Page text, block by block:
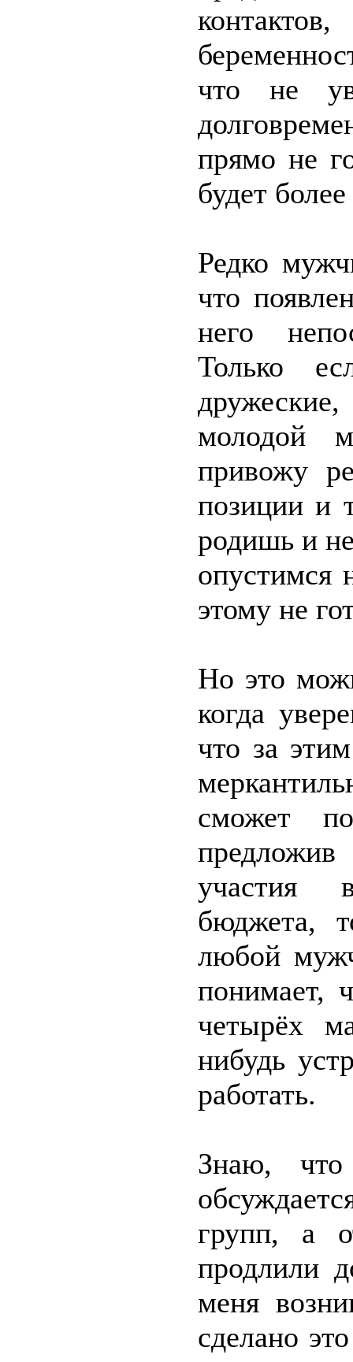
что не
прямо не
будет
Редко
что
него
Только
молодой
привожу
позиции и
родишь и
опустимся
этому не
Но это
когда
что за
сможет
участия
бюджета,
любой
понимает,
четырёх
нибудь
работать.
Знаю,
групп, а
продлили
меня
сделано